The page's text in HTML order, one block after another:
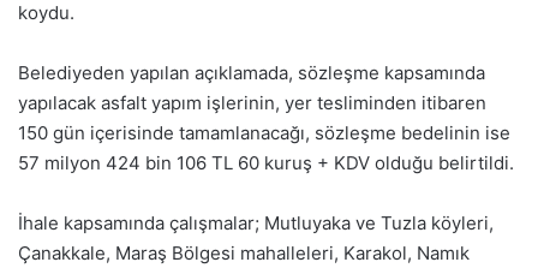
koydu.
Belediyeden yapılan açıklamada, sözleşme kapsamında
yapılacak asfalt yapım işlerinin, yer tesliminden itibaren
150 gün içerisinde tamamlanacağı, sözleşme bedelinin ise
57 milyon 424 bin 106 TL 60 kuruş + KDV olduğu belirtildi.
İhale kapsamında çalışmalar; Mutluyaka ve Tuzla köyleri,
Çanakkale, Maraş Bölgesi mahalleleri, Karakol, Namık